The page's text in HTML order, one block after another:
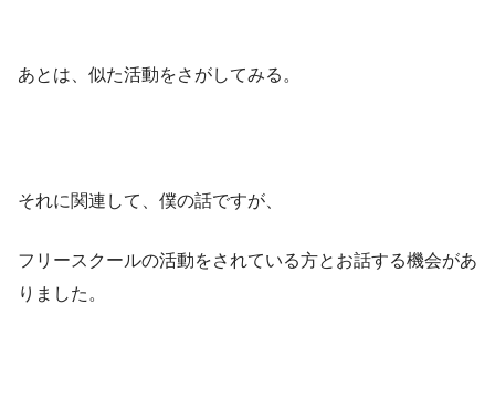
あとは、似た活動をさがしてみる。
それに関連して、僕の話ですが、
フリースクールの活動をされている方とお話する機会があ
りました。